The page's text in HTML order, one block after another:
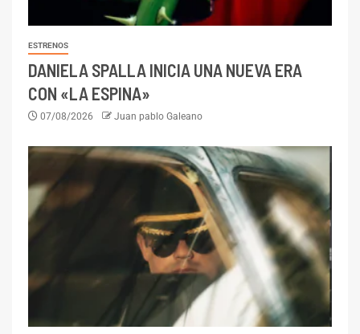
ESTRENOS
DANIELA SPALLA INICIA UNA NUEVA ERA
CON «LA ESPINA»
07/08/2026 Juan pablo Galeano